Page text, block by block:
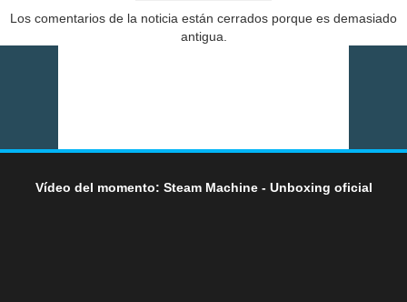
Los comentarios de la noticia están cerrados porque es demasiado
antigua.
Vídeo del momento: Steam Machine - Unboxing oficial